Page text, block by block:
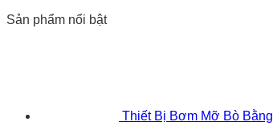
Sản phẩm nổi bật
Thiết Bị Bơm Mỡ Bò